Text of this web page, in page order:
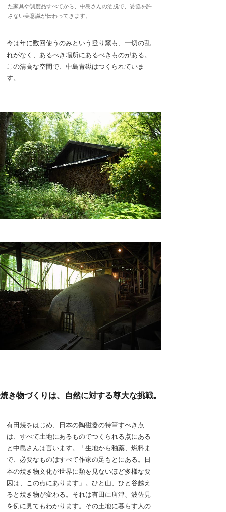
た家具や調度品すべてから、中島さんの洒脱で、妥協を許
さない美意識が伝わってきます。
今は年に数回使うのみという登り窯も、一切の乱
れがなく、あるべき場所にあるべきものがある。
この清高な空間で、中島青磁はつくられていま
す。
焼き物づくりは、自然に対する尊大な挑戦。
有田焼をはじめ、日本の陶磁器の特筆すべき点
は、すべて土地にあるものでつくられる点にある
と中島さんは言います。「生地から釉薬、燃料ま
で、必要なものはすべて作家の足もとにある。日
本の焼き物文化が世界に類を見ないほど多様な要
因は、この点にあります」。ひと山、ひと谷越え
ると焼き物が変わる。それは有田に唐津、波佐見
を例に見てもわかります。その土地に暮らす人の